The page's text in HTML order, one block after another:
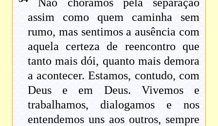
assim como quem caminha sem
rumo, mas sentimos a ausência com
aquela certeza de reencontro que
tanto mais dói, quanto mais demora
a acontecer. Estamos, contudo, com
Deus e em Deus. Vivemos e
trabalhamos, dialogamos e nos
entendemos uns aos outros, sempre